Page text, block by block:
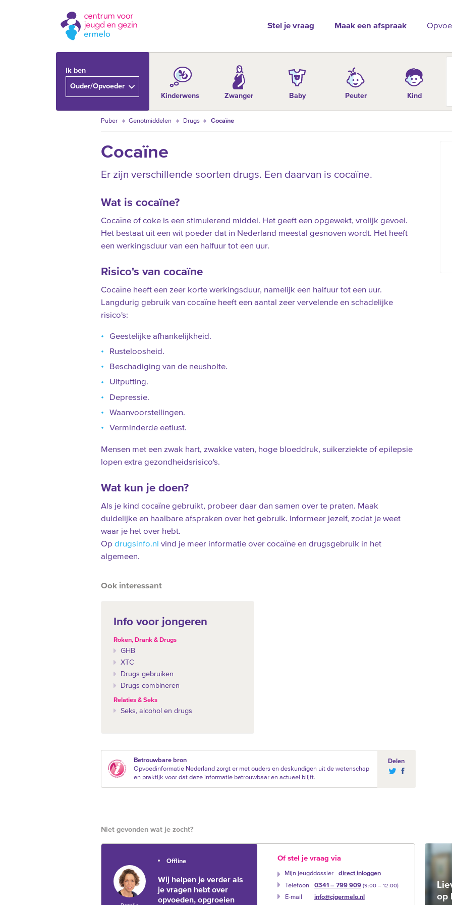
Stel je vraag Maak een afspraak
Ik ben
Ouder/Opvoeder
Kinderwens
Zwanger Baby Peuter Kind
Puber Genotmiddelen Drugs Cocaïne
Cocaïne
Er zijn verschillende soorten drugs. Een daarvan is cocaïne.
Wat is cocaïne?
Cocaïne of coke is een stimulerend middel. Het geeft een opgewekt, vrolijk gevoel.
Het bestaat uit een wit poeder dat in Nederland meestal gesnoven wordt. Het heeft
een werkingsduur van een halfuur tot een uur.
Risico's van cocaïne
Cocaïne heeft een zeer korte werkingsduur, namelijk een halfuur tot een uur.
Langdurig gebruik van cocaïne heeft een aantal zeer vervelende en schadelijke
risico's:
Geestelijke afhankelijkheid.
Rusteloosheid.
Beschadiging van de neusholte.
Uitputting.
Depressie.
Waanvoorstellingen.
Verminderde eetlust.
Mensen met een zwak hart, zwakke vaten, hoge bloeddruk, suikerziekte of epilepsie
lopen extra gezondheidsrisico's.
Wat kun je doen?
Als je kind cocaïne gebruikt, probeer daar dan samen over te praten. Maak
duidelijke en haalbare afspraken over het gebruik. Informeer jezelf, zodat je weet
waar je het over hebt.
Op drugsinfo.nl vind je meer informatie over cocaïne en drugsgebruik in het
algemeen.
Ook interessant
Info voor jongeren
Roken, Drank & Drugs
GHB
XTC
Drugs gebruiken
Drugs combineren
Relaties & Seks
Seks, alcohol en drugs
Betrouwbare bron
Opvoedinformatie Nederland zorgt er met ouders en deskundigen uit de wetenschap
en praktijk voor dat deze informatie betrouwbaar en actueel blijft.
Delen
Niet gevonden wat je zocht?
Offline
Wij helpen je verder als
je vragen hebt over
opvoeden, opgroeien
Of stel je vraag via
Mijn jeugddossier
direct inloggen
Telefoon
0341 – 799 909 (9:00 –‍ 12:00)
E-mail info@cjgermelo.nl
op